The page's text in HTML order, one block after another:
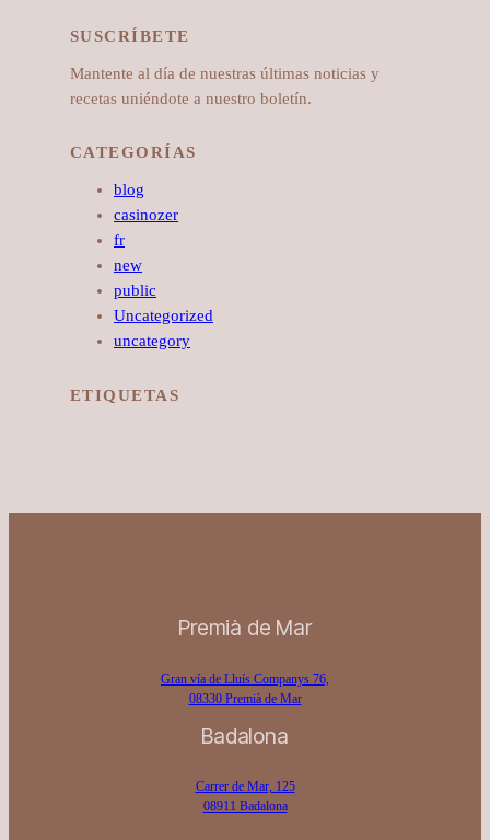
SUSCRÍBETE
Mantente al día de nuestras últimas noticias y
recetas uniéndote a nuestro boletín.
CATEGORÍAS
blog
casinozer
fr
new
public
Uncategorized
uncategory
ETIQUETAS
Premià de Mar
Gran vía de Lluís Companys 76,
08330 Premià de Mar
Badalona
Carrer de Mar, 125
08911 Badalona